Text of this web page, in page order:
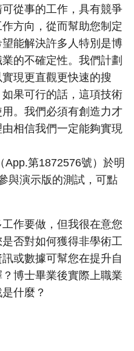
從事的工作，具有競爭
方向，從而幫助您制定
能解決許多人特別是博
的不確定性。我們計劃
現更直觀更快速的搜
果可行的話，這項技術
。我們必須有創造力才
相信我們一定能夠實現
App.第1872576號）於明
與演示版的測試，可點
作要做，但我很在意您
否對如何獲得非學術工
或數據可幫您在提升自
博士畢業後實際上職業
什麼？